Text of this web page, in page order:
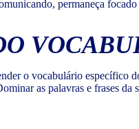
permaneça
o vocabulário específico
as palavras e frases